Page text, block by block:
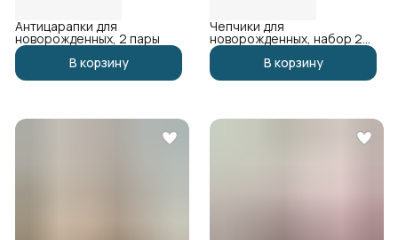
Антицарапки для
новорожденных, 2 пары
В корзину
Чепчики для
новорожденных, набор 2
шт
В корзину